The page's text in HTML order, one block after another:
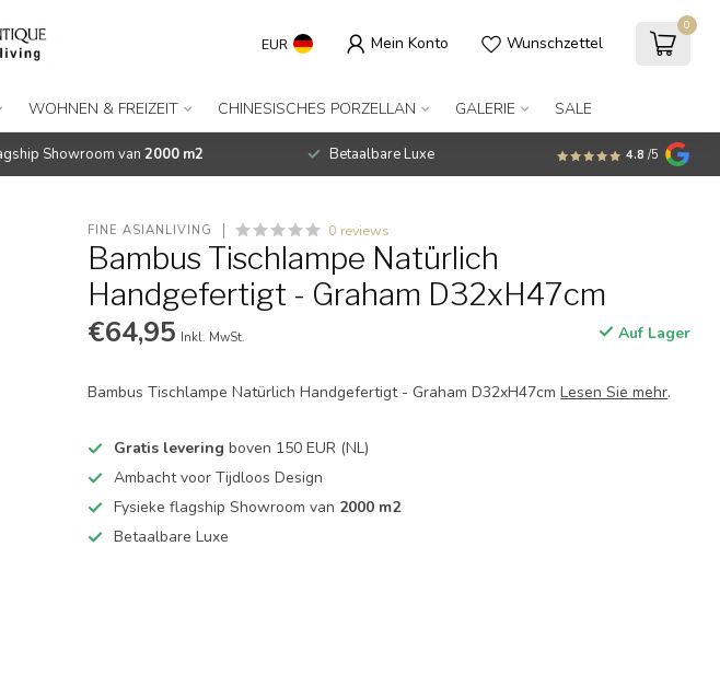
EUR Mein Konto Wunschzettel
0
WOHNEN & FREIZEIT CHINESISCHES PORZELLAN GALERIE SALE
Showroom van 2000 m2 Betaalbare Luxe 4.8 /5
€64,95 Inkl. MwSt. Zum Warenkorb hinzufügen
FINE ASIANLIVING 0 reviews
Bambus Tischlampe Natürlich
Handgefertigt - Graham D32xH47cm
€64,95 Inkl. MwSt. Auf Lager
Bambus Tischlampe Natürlich Handgefertigt - Graham D32xH47cmLesen Sie mehr.
Gratis levering boven 150 EUR (NL)
Ambacht voor Tijdloos Design
Fysieke flagship Showroom van 2000 m2
Betaalbare Luxe